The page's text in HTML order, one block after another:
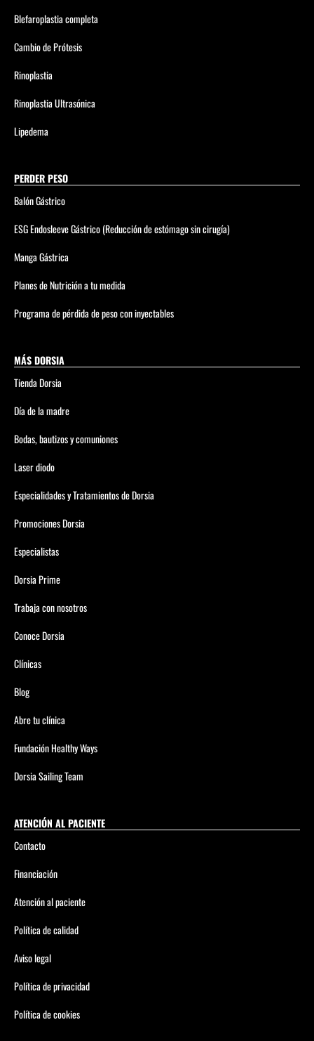
Blefaroplastia completa
Cambio de Prótesis
Rinoplastia
Rinoplastia Ultrasónica
Lipedema
PERDER PESO
Balón Gástrico
ESG Endosleeve Gástrico (Reducción de estómago sin cirugía)
Manga Gástrica
Planes de Nutrición a tu medida
Programa de pérdida de peso con inyectables
MÁS DORSIA
Tienda Dorsia
Día de la madre
Bodas, bautizos y comuniones
Laser diodo
Especialidades y Tratamientos de Dorsia
Promociones Dorsia
Especialistas
Dorsia Prime
Trabaja con nosotros
Conoce Dorsia
Clínicas
Blog
Abre tu clínica
Fundación Healthy Ways
Dorsia Sailing Team
ATENCIÓN AL PACIENTE
Contacto
Financiación
Atención al paciente
Política de calidad
Aviso legal
Política de privacidad
Política de cookies